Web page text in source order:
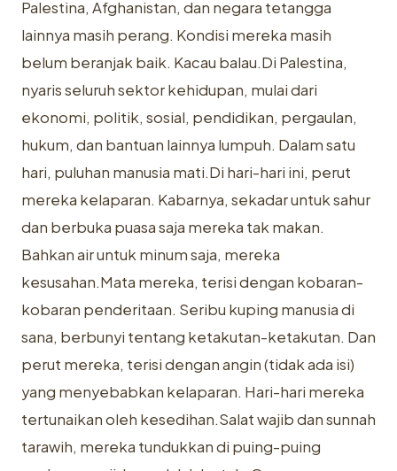
Palestina, Afghanistan, dan negara tetangga
lainnya masih perang. Kondisi mereka masih
belum beranjak baik. Kacau balau.Di Palestina,
nyaris seluruh sektor kehidupan, mulai dari
ekonomi, politik, sosial, pendidikan, pergaulan,
hukum, dan bantuan lainnya lumpuh. Dalam satu
hari, puluhan manusia mati.Di hari-hari ini, perut
mereka kelaparan. Kabarnya, sekadar untuk sahur
dan berbuka puasa saja mereka tak makan.
Bahkan air untuk minum saja, mereka
kesusahan.Mata mereka, terisi dengan kobaran-
kobaran penderitaan. Seribu kuping manusia di
sana, berbunyi tentang ketakutan-ketakutan. Dan
perut mereka, terisi dengan angin (tidak ada isi)
yang menyebabkan kelaparan. Hari-hari mereka
tertunaikan oleh kesedihan.Salat wajib dan sunnah
tarawih, mereka tundukkan di puing-puing